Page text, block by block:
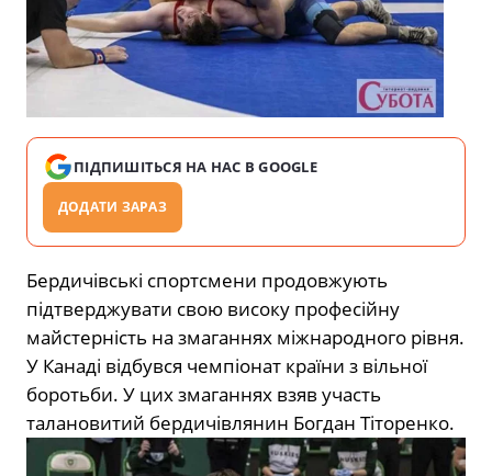
ПІДПИШІТЬСЯ НА НАС В GOOGLE
ДОДАТИ ЗАРАЗ
Бердичівські спортсмени продовжують
підтверджувати свою високу професійну
майстерність на змаганнях міжнародного рівня.
У Канаді відбувся чемпіонат країни з вільної
боротьби. У цих змаганнях взяв участь
талановитий бердичівлянин Богдан Тіторенко.